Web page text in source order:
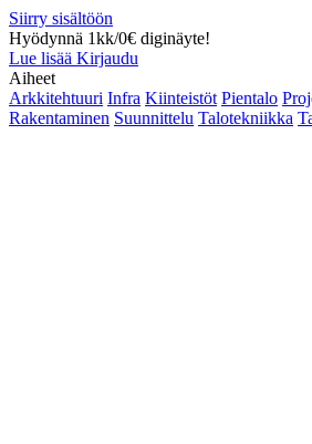
Siirry sisältöön
Hyödynnä 1kk/0€ diginäyte!
Lue lisää Kirjaudu
Aiheet
Arkkitehtuuri Infra Kiinteistöt Pientalo
Rakentaminen Suunnittelu Talotekniikka